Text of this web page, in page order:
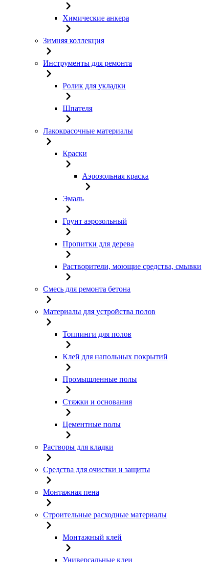
Химические анкера
Зимняя коллекция
Инструменты для ремонта
Ролик для укладки
Шпателя
Лакокрасочные материалы
Краски
Аэрозольная краска
Эмаль
Грунт аэрозольный
Пропитки для дерева
Растворители, моющие средства, смывки
Смесь для ремонта бетона
Материалы для устройства полов
Топпинги для полов
Клей для напольных покрытий
Промышленные полы
Стяжки и основания
Цементные полы
Растворы для кладки
Средства для очистки и защиты
Монтажная пена
Строительные расходные материалы
Монтажный клей
Универсальные клеи